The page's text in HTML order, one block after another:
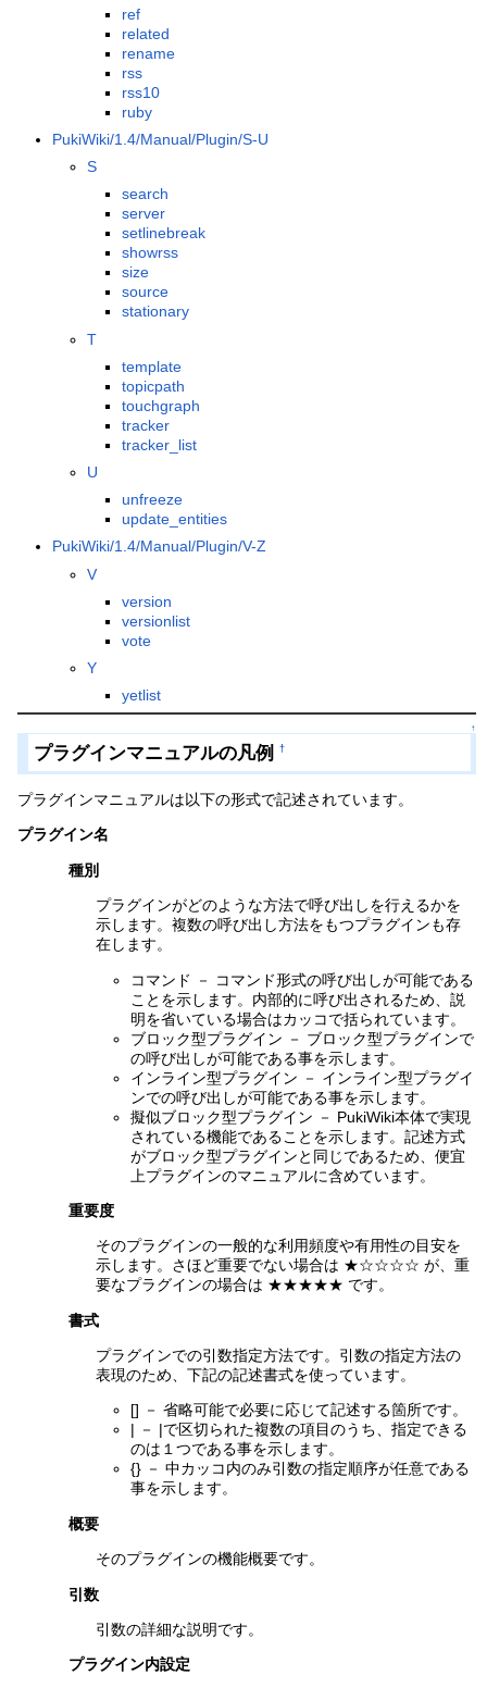
ref
related
rename
rss
rss10
ruby
PukiWiki/1.4/Manual/Plugin/S-U
S
search
server
setlinebreak
showrss
size
source
stationary
T
template
topicpath
touchgraph
tracker
tracker_list
U
unfreeze
update_entities
PukiWiki/1.4/Manual/Plugin/V-Z
V
version
versionlist
vote
Y
yetlist
↑
プラグインマニュアルの凡例 †
プラグインマニュアルは以下の形式で記述されています。
プラグイン名
種別
プラグインがどのような方法で呼び出しを行えるかを
示します。複数の呼び出し方法をもつプラグインも存
在します。
コマンド － コマンド形式の呼び出しが可能である
ことを示します。内部的に呼び出されるため、説
明を省いている場合はカッコで括られています。
ブロック型プラグイン － ブロック型プラグインで
の呼び出しが可能である事を示します。
インライン型プラグイン － インライン型プラグイ
ンでの呼び出しが可能である事を示します。
擬似ブロック型プラグイン － PukiWiki本体で実現
されている機能であることを示します。記述方式
がブロック型プラグインと同じであるため、便宜
上プラグインのマニュアルに含めています。
重要度
そのプラグインの一般的な利用頻度や有用性の目安を
示します。さほど重要でない場合は ★☆☆☆☆ が、重
要なプラグインの場合は ★★★★★ です。
書式
プラグインでの引数指定方法です。引数の指定方法の
表現のため、下記の記述書式を使っています。
[] － 省略可能で必要に応じて記述する箇所です。
| － |で区切られた複数の項目のうち、指定できる
のは１つである事を示します。
{} － 中カッコ内のみ引数の指定順序が任意である
事を示します。
概要
そのプラグインの機能概要です。
引数
引数の詳細な説明です。
プラグイン内設定